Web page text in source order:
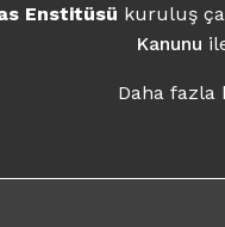
Enstitüsü kuruluş
Kanunu
Daha fazla